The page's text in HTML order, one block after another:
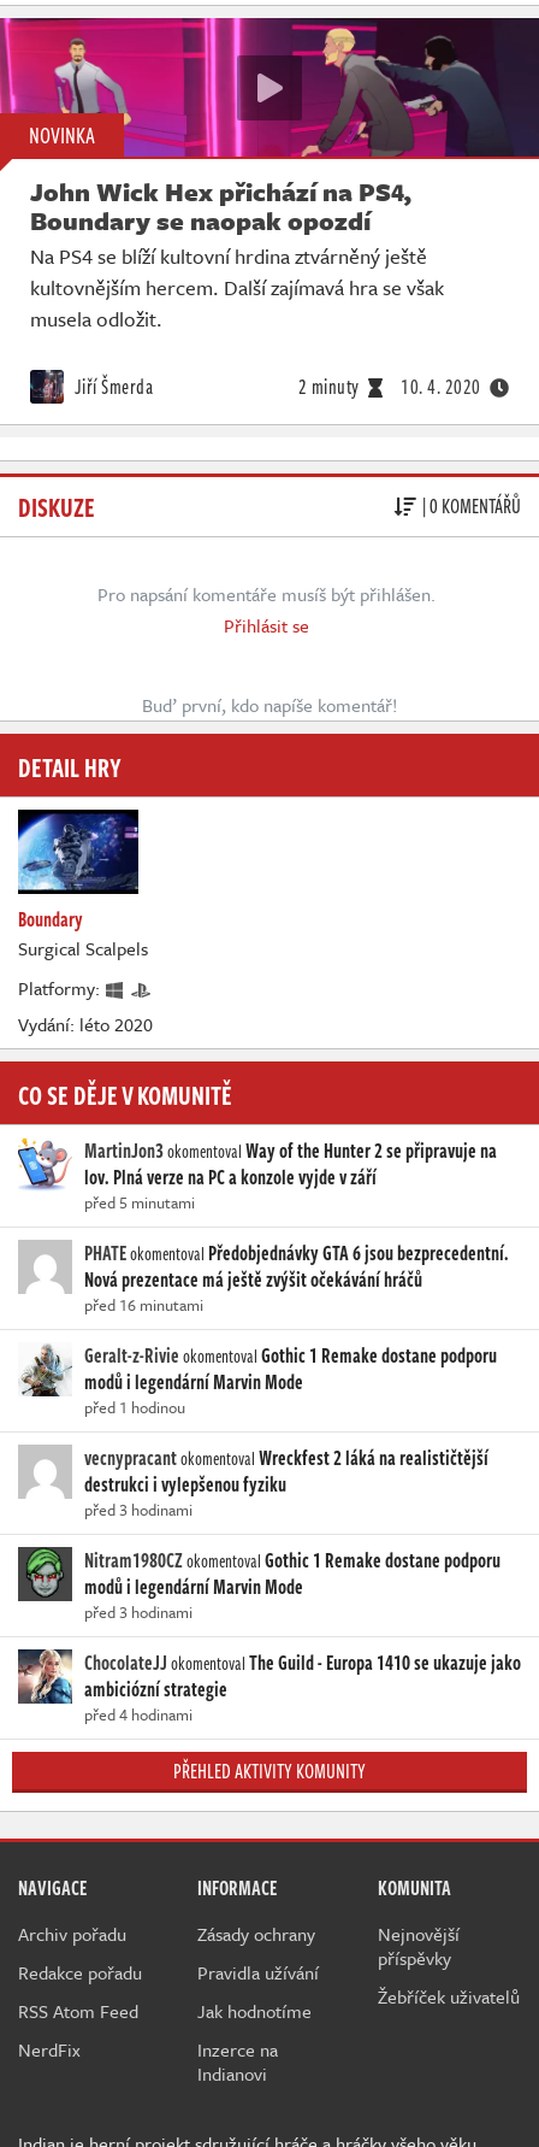
NOVINKA
John Wick Hex přichází na PS4,
Boundary se naopak opozdí
Na PS4 se blíží kultovní hrdina ztvárněný ještě
kultovnějším hercem. Další zajímavá hra se však
musela odložit.
Jiří Šmerda 2 minuty 10. 4. 2020
DISKUZE | 0 KOMENTÁŘŮ
Pro napsání komentáře musíš být přihlášen.
Přihlásit se
Buď první, kdo napíše komentář!
DETAIL HRY
Boundary
Surgical Scalpels
Platformy:
Vydání: léto 2020
CO SE DĚJE V KOMUNITĚ
MartinJon3okomentovalWay of the Hunter 2 se připravuje na
lov. Plná verze na PC a konzole vyjde v září
před 5 minutami
PHATEokomentoval Předobjednávky GTA 6 jsou bezprecedentní.
Nová prezentace má ještě zvýšit očekávání hráčů
před 16 minutami
Geralt-z-RivieokomentovalGothic 1 Remake dostane podporu
modů i legendární Marvin Mode
před 1 hodinou
vecnypracantokomentovalWreckfest 2 láká na realističtější
destrukci i vylepšenou fyziku
před 3 hodinami
Nitram1980CZokomentovalGothic 1 Remake dostane podporu
modů i legendární Marvin Mode
před 3 hodinami
ChocolateJJokomentovalThe Guild - Europa 1410 se ukazuje jako
ambiciózní strategie
před 4 hodinami
PŘEHLED AKTIVITY KOMUNITY
NAVIGACE
Archiv pořadu
Redakce pořadu
RSS Atom Feed
NerdFix
INFORMACE
Zásady ochrany
Pravidla užívání
Jak hodnotíme
Inzerce na
Indianovi
KOMUNITA
Nejnovější
příspěvky
Žebříček uživatelů